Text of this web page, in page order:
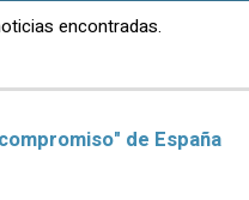
encontradas.
de España